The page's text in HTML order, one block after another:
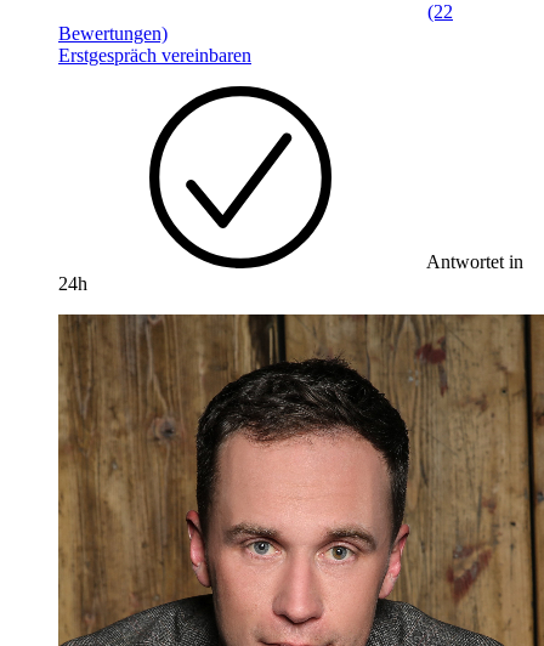
(22
Bewertungen)
Erstgespräch vereinbaren
Antwortet in
24h